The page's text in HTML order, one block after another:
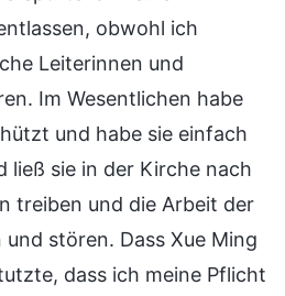
obwohl ich
Leiterinnen und
Im Wesentlichen habe
und habe sie einfach
ließ sie in der Kirche nach
treiben und die Arbeit der
stören. Dass Xue Ming
dass ich meine Pflicht